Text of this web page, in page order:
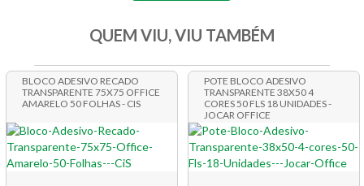
QUEM VIU, VIU TAMBÉM
BLOCO ADESIVO RECADO
TRANSPARENTE 75X75 OFFICE
AMARELO 50 FOLHAS - CIS
POTE BLOCO ADESIVO
TRANSPARENTE 38X50 4
CORES 50 FLS 18 UNIDADES -
JOCAR OFFICE